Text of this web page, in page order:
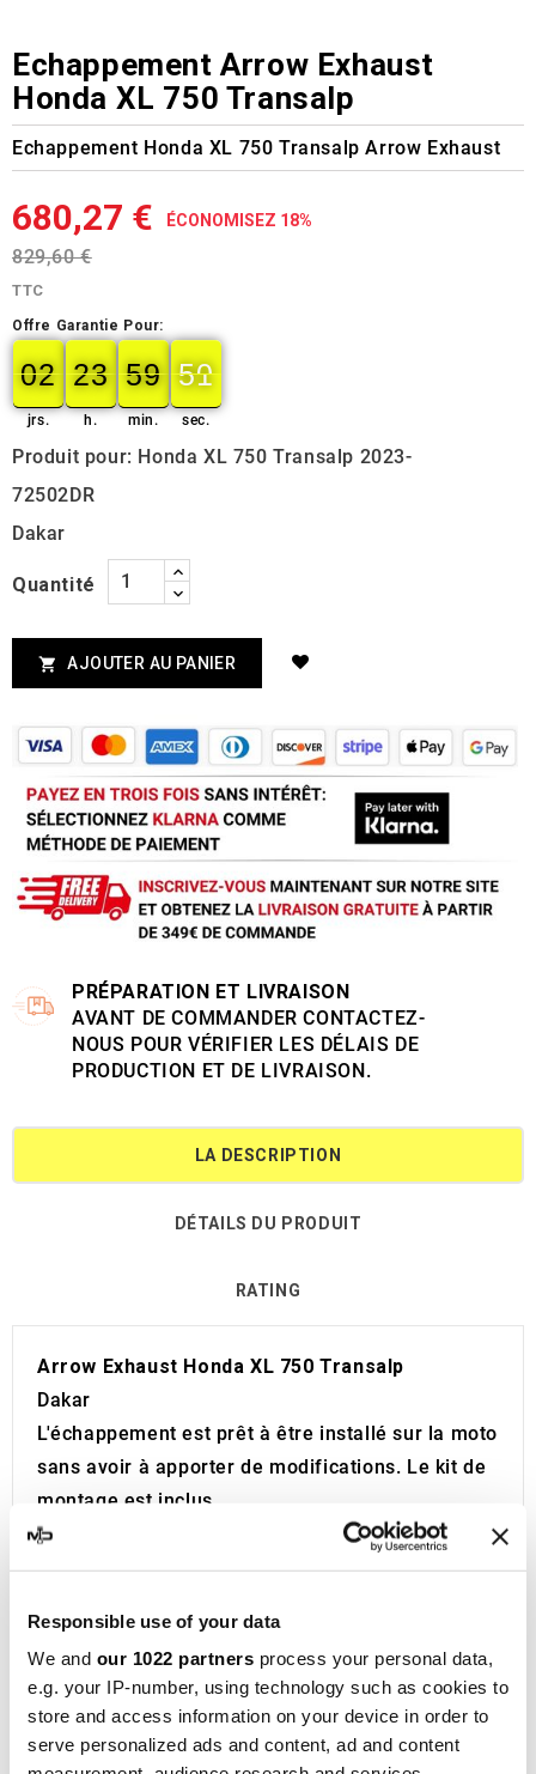
Responsible use of your data
We and our 1022 partners process your personal data,
e.g. your IP-number, using technology such as cookies to
store and access information on your device in order to
serve personalized ads and content, ad and content
Echappement Arrow Exhaust
Honda XL 750 Transalp
Echappement Honda XL 750 Transalp Arrow Exhaust
680,27 € ÉCONOMISEZ 18%
829,60 €
TTC
Offre Garantie Pour:
02
02
00
jrs.
23
23
00
h.
59
59
00
min.
50
49
50
sec.
Produit pour: Honda XL 750 Transalp 2023-
72502DR
Dakar
Quantité
 AJOUTER AU PANIER
PRÉPARATION ET LIVRAISON
AVANT DE COMMANDER CONTACTEZ-
NOUS POUR VÉRIFIER LES DÉLAIS DE
PRODUCTION ET DE LIVRAISON.
LA DESCRIPTION
DÉTAILS DU PRODUIT
RATING
Arrow Exhaust Honda XL 750 Transalp
Dakar
L'échappement est prêt à être installé sur la moto
sans avoir à apporter de modifications. Le kit de
montage est inclus.
Homologué pour un usage routier et complet
avec certificat à joindre aux documents de la
L'échappement est équipé d'un Db Killer.
est un acteur de premier plan dans la
fabrication d'
échappements sportifs pour
motos. Fondée en 1985 par Giorgio Giannelli, un